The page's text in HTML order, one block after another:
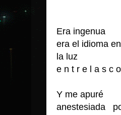
Era
era el idioma
la luz
e n t r e l a s c
Y me apuré
anestesiada